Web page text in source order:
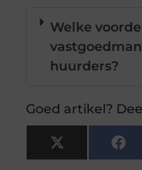
Welke
huurders?
Goed artikel?
X
(Twitter)